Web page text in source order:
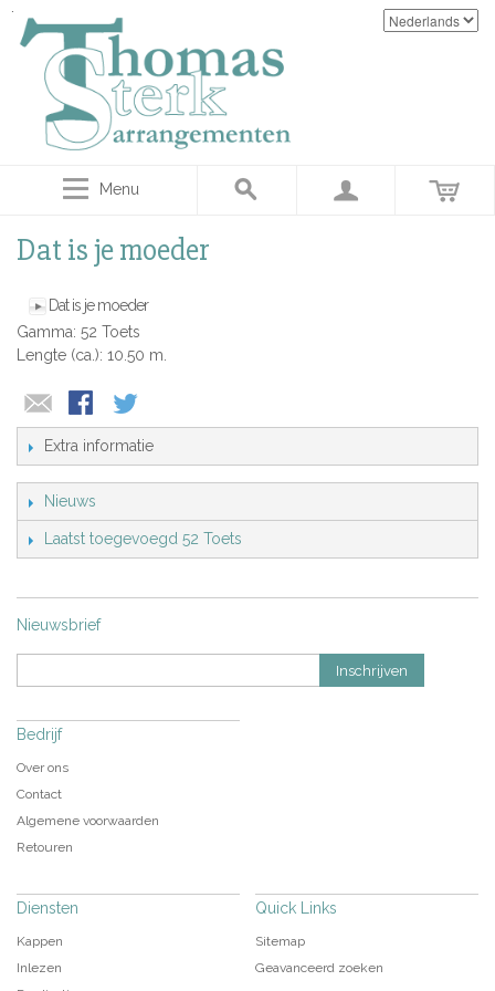
Menu
Dat is je moeder
Dat is je moeder
Gamma: 52 Toets
Lengte (ca.): 10.50 m.
Extra informatie
Nieuws
Laatst toegevoegd 52 Toets
Nieuwsbrief
Inschrijven
Bedrijf
Over ons
Contact
Algemene voorwaarden
Retouren
Diensten
Kappen
Inlezen
Quick Links
Sitemap
Geavanceerd zoeken